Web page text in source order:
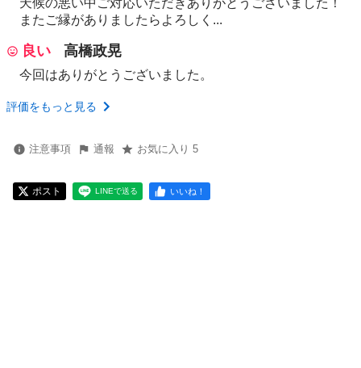
天候の悪い中ご対応いただきありがとうございました！
またご縁がありましたらよろしく...
良い 高橋政晃
今回はありがとうございました。
評価をもっと見る
注意事項 通報 お気に入り 5
ポスト LINEで送る いいね！